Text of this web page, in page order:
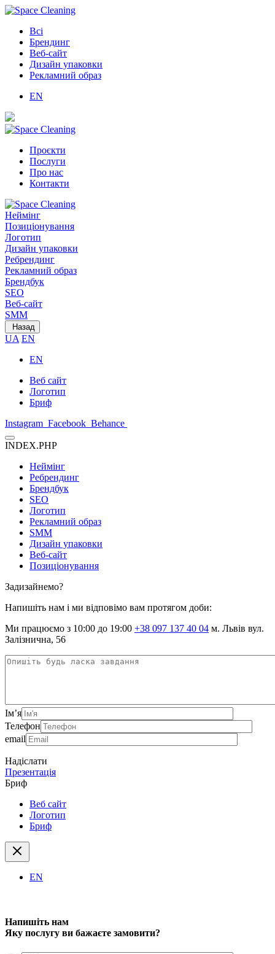
Всі
Брендинг
Веб-сайт
Дизайн упаковки
Рекламний образ
EN
Проєкти
Послуги
Про нас
Контакти
Неймінг
Позиціонування
Логотип
Дизайн упаковки
Ребрендинг
Рекламний образ
Брендбук
SEO
Веб-сайт
SMM
Назад
UA EN
EN
Веб сайт
Логотип
Бриф
Instagram Facebook Behance
INDEX.PHP
Неймінг
Ребрендинг
Брендбук
SEO
Логотип
Рекламний образ
SMM
Дизайн упаковки
Веб-сайт
Позиціонування
Задизайнемо?
Напишіть нам і ми відповімо вам протягом доби:
Ми працюємо з 10:00 до 19:00 +38 097 137 40 04 м. Львів вул.
Залізнична, 56
Ім’я
Телефон
email
Надіслати
Презентація
Бриф
Веб сайт
Логотип
Бриф
EN
Напишіть нам
Яку послугу ви бажаєте замовити?